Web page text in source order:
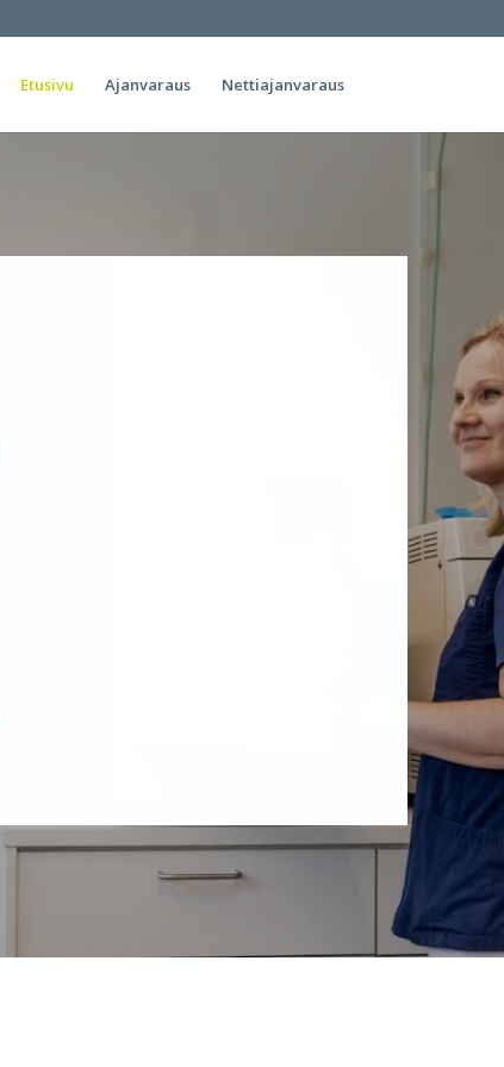
Etusivu Ajanvaraus Nettiajanvaraus